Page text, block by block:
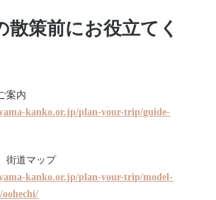
散策前にお役立てく
案内
kanko.or.jp/plan-your-trip/guide-
街道マップ
kanko.or.jp/plan-your-trip/model-
oohechi/